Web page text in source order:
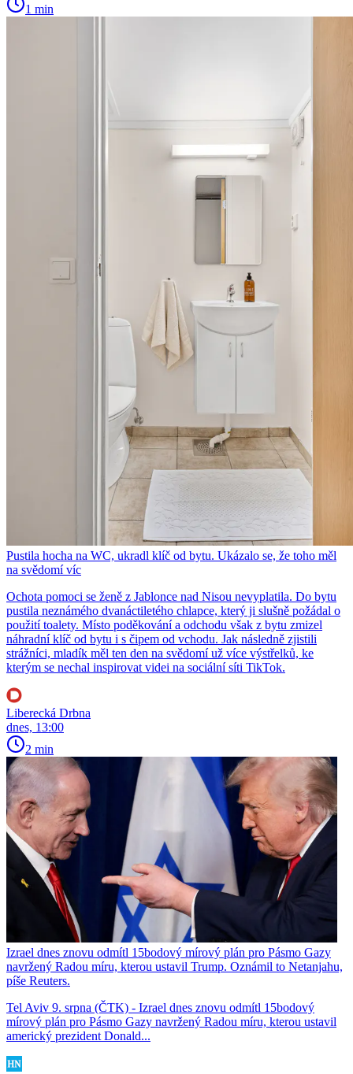
1 min
Pustila hocha na WC, ukradl klíč od bytu. Ukázalo se, že toho měl
na svědomí víc
Ochota pomoci se ženě z Jablonce nad Nisou nevyplatila. Do bytu
pustila neznámého dvanáctiletého chlapce, který ji slušně požádal o
použití toalety. Místo poděkování a odchodu však z bytu zmizel
náhradní klíč od bytu i s čipem od vchodu. Jak následně zjistili
strážníci, mladík měl ten den na svědomí už více výstřelků, ke
kterým se nechal inspirovat videi na sociální síti TikTok.
Liberecká Drbna
dnes, 13:00
2 min
Izrael dnes znovu odmítl 15bodový mírový plán pro Pásmo Gazy
navržený Radou míru, kterou ustavil Trump. Oznámil to Netanjahu,
píše Reuters.
Tel Aviv 9. srpna (ČTK) - Izrael dnes znovu odmítl 15bodový
mírový plán pro Pásmo Gazy navržený Radou míru, kterou ustavil
americký prezident Donald...